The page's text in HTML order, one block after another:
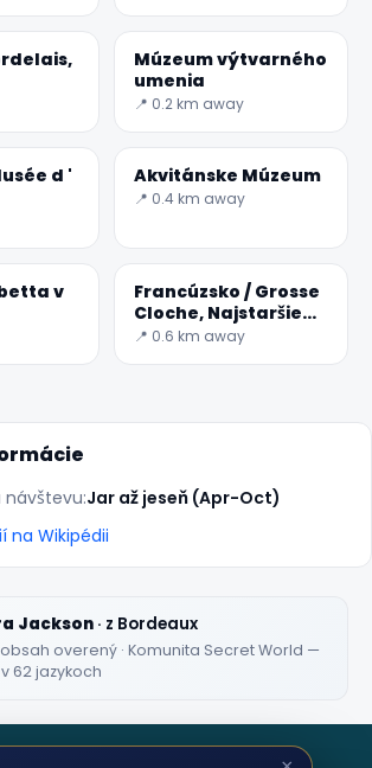
Múzeum výtvarného
umenia
📍 0.2 km away
d '
Akvitánske Múzeum
📍 0.4 km away
v
Francúzsko / Grosse
Cloche, Najstaršie
Zvonice
📍 0.6 km away
návštevu:Jar až jeseň (Apr-Oct)
na Wikipédii
Jackson · z Bordeaux
overený · Komunita Secret World —
62 jazykoch
✕
in your pocket. Free.